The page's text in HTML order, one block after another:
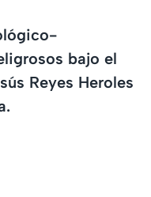
bajo el
Reyes Heroles